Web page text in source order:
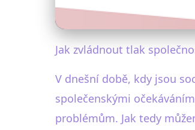
· 4 min čtení · Autor:
Jak zvládnout tlak
V dnešní době, kdy jsou
společenskými
problémům. Jak tedy